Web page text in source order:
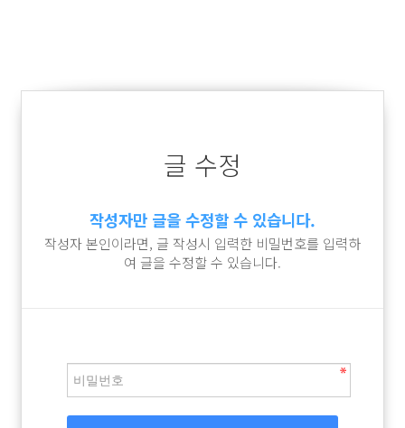
글 수정
작성자만 글을 수정할 수 있습니다.
작성자 본인이라면, 글 작성시 입력한 비밀번호를 입력하
여 글을 수정할 수 있습니다.